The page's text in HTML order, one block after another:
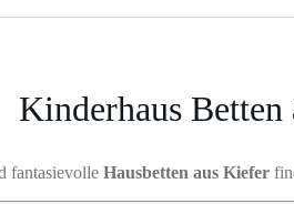
Kinderhaus
fantasievolle Hausbetten aus Kiefer